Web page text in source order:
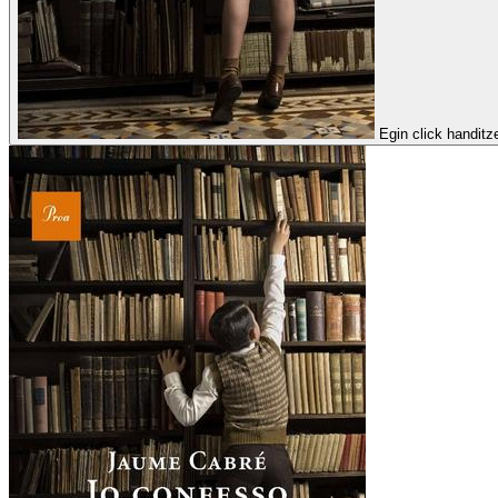
Egin click